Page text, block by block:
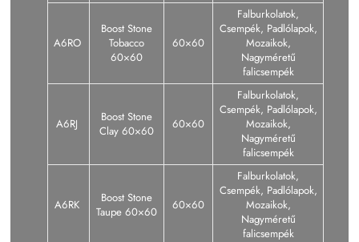
A6RO
Boost Stone
Tobacco
60×60
60×60
Falburkolatok,
Csempék, Padlólapok,
Mozaikok,
Nagyméretű
falicsempék
A6RJ
Boost Stone
Clay 60×60
60×60
Falburkolatok,
Csempék, Padlólapok,
Mozaikok,
Nagyméretű
falicsempék
A6RK
Boost Stone
Taupe 60×60
60×60
Falburkolatok,
Csempék, Padlólapok,
Mozaikok,
Nagyméretű
falicsempék